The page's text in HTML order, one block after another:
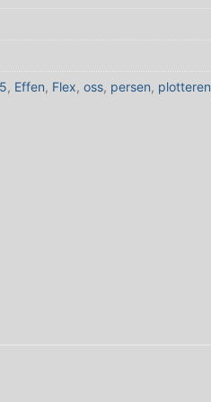
, Effen, Flex, oss, persen, plotteren